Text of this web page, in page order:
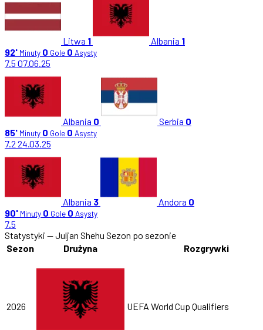
Litwa 1 Albania 1
92' Minuty 0 Gole 0 Asysty
7.5 07.06.25
Albania 0 Serbia 0
85' Minuty 0 Gole 0 Asysty
7.2 24.03.25
Albania 3 Andora 0
90' Minuty 0 Gole 0 Asysty
7.5
Statystyki — Juljan Shehu Sezon po sezonie
Sezon
Drużyna Rozgrywki
2026 UEFA World Cup Qualifiers